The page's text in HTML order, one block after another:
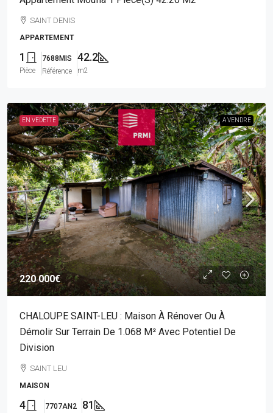
SAINT DENIS
APPARTEMENT
1
Pièce
7688MIS
Référence
42.2
m2
EN VEDETTE A VENDRE
220 000€
CHALOUPE SAINT-LEU : Maison À Rénover Ou À
Démolir Sur Terrain De 1.068 M² Avec Potentiel De
Division
SAINT LEU
MAISON
4
7707AN2
81